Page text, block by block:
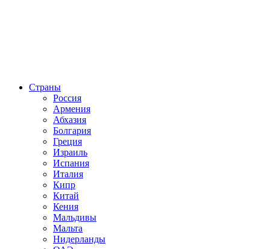
Страны
Россия
Армения
Абхазия
Болгария
Греция
Израиль
Испания
Италия
Кипр
Китай
Кения
Мальдивы
Мальта
Нидерланды